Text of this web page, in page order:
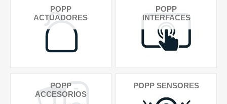
POPP
ACTUADORES
POPP
INTERFACES
POPP
ACCESORIOS
POPP SENSORES